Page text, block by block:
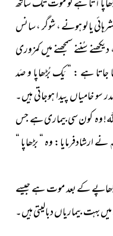
یا لو ہونے ، شوگر ، سانس
سُننے سمجھنے میں کمزوری
جاتا ہے : “یَک بُڑھاپا و صَد
خامیاں پیدا ہوجاتی ہیں۔
وہ کون سی بیماری ہے جس
نے ارشادفرمایا : وہ “ بڑھاپا “
بڑھاپے کے بعد موت ہے جیسے
بہت بیماریاں دبالیتی ہیں۔